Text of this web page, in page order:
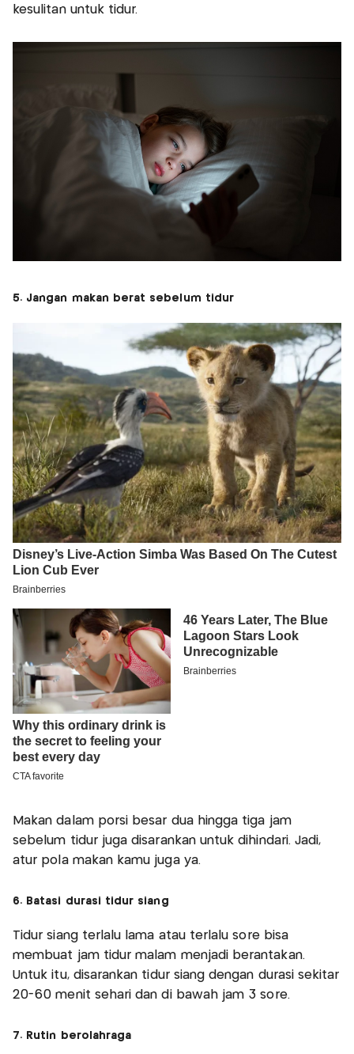
kesulitan untuk tidur.
5. Jangan makan berat sebelum tidur
Makan dalam porsi besar dua hingga tiga jam
sebelum tidur juga disarankan untuk dihindari. Jadi,
atur pola makan kamu juga ya.
6. Batasi durasi tidur siang
Tidur siang terlalu lama atau terlalu sore bisa
membuat jam tidur malam menjadi berantakan.
Untuk itu, disarankan tidur siang dengan durasi sekitar
20-60 menit sehari dan di bawah jam 3 sore.
7. Rutin berolahraga